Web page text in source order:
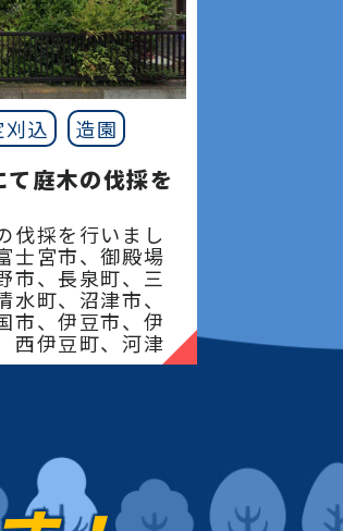
刈込 造園
庭木の伐採を
伐採を行いまし
士宮市、御殿場
市、長泉町、三
水町、沼津市、
市、伊豆市、伊
西伊豆町、河津
市、